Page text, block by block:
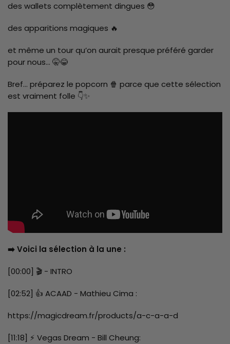
des wallets complètement dingues 😳
des apparitions magiques 🔥
et même un tour qu’on aurait presque préféré garder
pour nous… 🤫😂
Bref… préparez le popcorn 🍿 parce que cette sélection
est vraiment folle 👇✨
➡️ Voici la sélection à la une :
[00:00] 🎬 - INTRO
[02:52] 👍 ACAAD - Mathieu Cima :
https://magicdream.fr/products/a-c-a-a-d
[11:18] ⚡ Vegas Dream - Bill Cheung: